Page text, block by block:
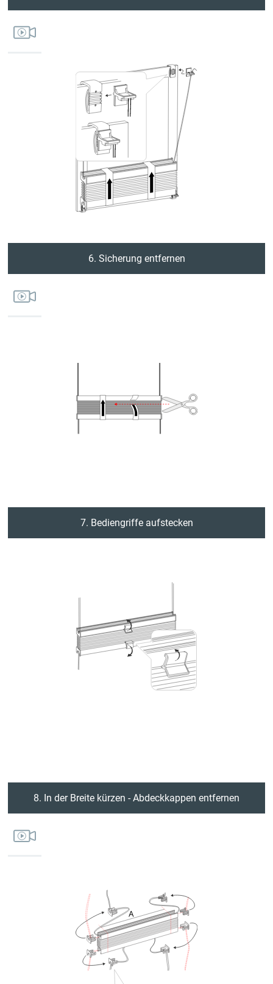
6. Sicherung entfernen
7. Bediengriffe aufstecken
8. In der Breite kürzen - Abdeckkappen entfernen